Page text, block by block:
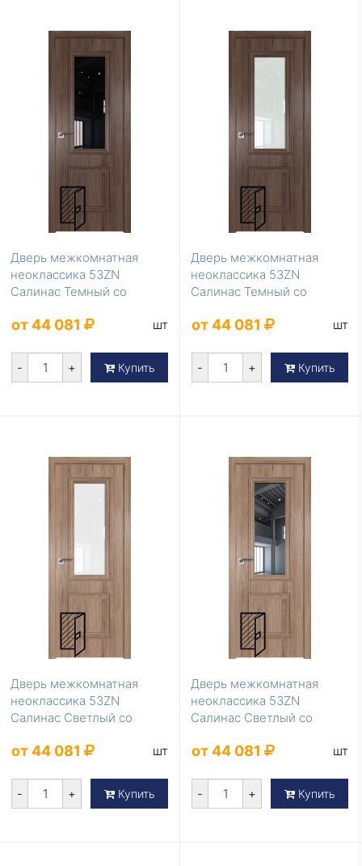
Дверь межкомнатная
неоклассика 53ZN
Салинас Темный со
от 44 081 шт
- + Купить
Дверь межкомнатная
неоклассика 53ZN
Салинас Темный со
от 44 081 шт
- + Купить
Дверь межкомнатная
неоклассика 53ZN
Салинас Светлый со
от 44 081 шт
- + Купить
Дверь межкомнатная
неоклассика 53ZN
Салинас Светлый со
от 44 081 шт
- + Купить